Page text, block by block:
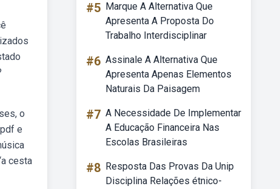
o
e
cesta
#5 Marque A Alternativa Que
Apresenta A Proposta Do
Trabalho Interdisciplinar
#6 Assinale A Alternativa Que
Apresenta Apenas Elementos
Naturais Da Paisagem
#7 A Necessidade De Implementar
A Educação Financeira Nas
Escolas Brasileiras
#8 Resposta Das Provas Da Unip
Disciplina Relações étnico-